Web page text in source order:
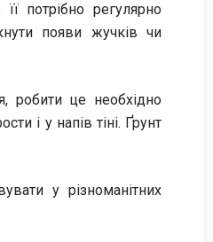
потрібно регулярно
появи жучків чи
робити це необхідно
і у напів тіні. Ґрунт
у різноманітних